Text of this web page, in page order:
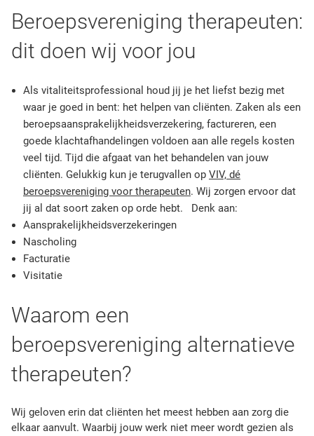
Beroepsvereniging therapeuten:
dit doen wij voor jou
Als vitaliteitsprofessional houd jij je het liefst bezig met
waar je goed in bent: het helpen van cliënten. Zaken als een
beroepsaansprakelijkheidsverzekering, factureren, een
goede klachtafhandelingen voldoen aan alle regels kosten
veel tijd. Tijd die afgaat van het behandelen van jouw
cliënten. Gelukkig kun je terugvallen op VIV, dé
beroepsvereniging voor therapeuten. Wij zorgen ervoor dat
jij al dat soort zaken op orde hebt. Denk aan:
Aansprakelijkheidsverzekeringen
Nascholing
Facturatie
Visitatie
Waarom een
beroepsvereniging alternatieve
therapeuten?
Wij geloven erin dat cliënten het meest hebben aan zorg die
elkaar aanvult. Waarbij jouw werk niet meer wordt gezien als